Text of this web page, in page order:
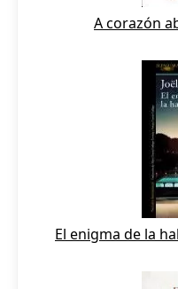
A corazón
El enigma de la